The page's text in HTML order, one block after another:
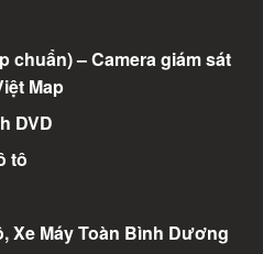
chuẩn) – Camera giám sát
Map
DVD
tô
Xe Máy Toàn Bình Dương